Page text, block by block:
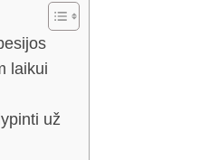
laikui
už